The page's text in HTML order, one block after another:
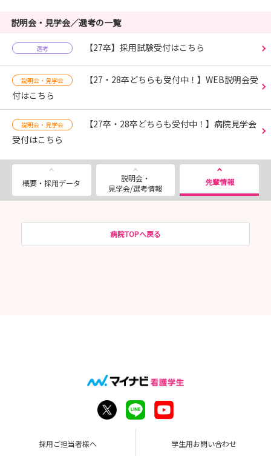
説明会・見学会／選考の一覧
選考 【27卒】採用試験受付はこちら
説明会・見学会
【27・28卒どちらも受付中！】WEB説明会受
付はこちら
説明会・見学会
【27卒・28卒どちらも受付中！】病院見学会
受付はこちら
概要・採用データ
説明会・
見学会/選考情報
先輩情報
病院TOPへ戻る
採用ご担当者様へ 学生用お問い合わせ